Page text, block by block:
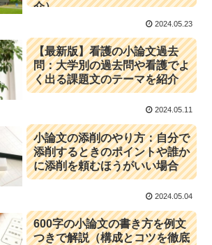
介）
2024.05.23
【最新版】看護の小論文過去
問：大学別の過去問や看護でよ
く出る課題文のテーマを紹介
2024.05.11
小論文の添削のやり方：自分で
添削するときのポイントや誰か
に添削を頼むほうがいい場合
2024.05.04
600字の小論文の書き方を例文
つきで解説（構成とコツを徹底